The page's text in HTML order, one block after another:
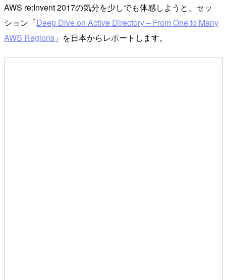
AWS re:Invent 2017の気分を少しでも体感しようと、セッ
ション「Deep Dive on Active Directory – From One to Many
AWS Regions 」を日本からレポートします。